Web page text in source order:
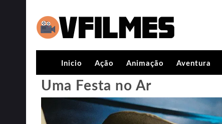
Inicio Ação Animação Aventura
Uma Festa no Ar